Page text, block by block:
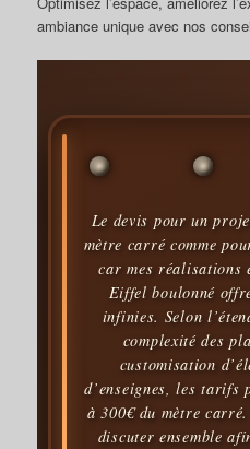
ambiance unique avec nos
Le devis pour un
mètre carré comme
car mes réalisations
Eiffel boulonné
infinies. Selon
complexité des
customisation
d’enseignes, les tarifs
à 300€ du mètre
discuter ensemble